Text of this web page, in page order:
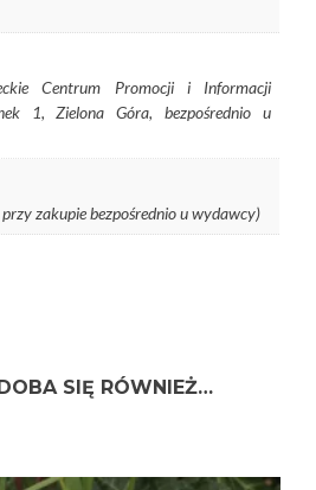
Centrum Promocji i Informacji
1, Zielona Góra, bezpośrednio u
zakupie bezpośrednio u wydawcy)
SIĘ RÓWNIEŻ…